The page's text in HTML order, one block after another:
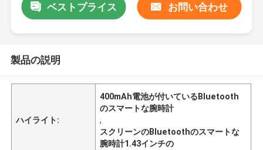
ベストプライス お問い合わせ
製品の説明
ハイライト:
400mAh電池が付いているBluetooth
のスマートな腕時計
,
スクリーンのBluetoothのスマートな
腕時計1.43インチの